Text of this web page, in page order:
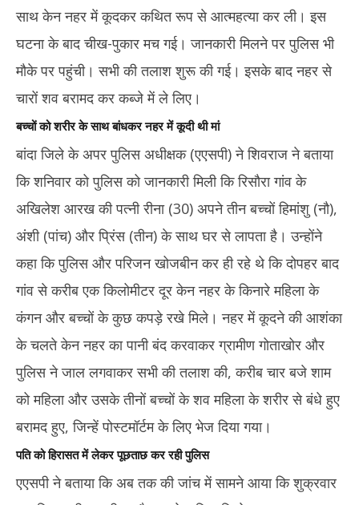
NOW VIEWING
यूपी के बांदा में पति से तंग परेशान महिला का आत्मघाती कदम, तीन बच्चों संग नहर में
कूदी मां समेत चारों की मौत
August
10,
साथ केन नहर में कूदकर कथित रूप से आत्महत्या कर ली। इस
घटना के बाद चीख-पुकार मच गई। जानकारी मिलने पर पुलिस भी
मौके पर पहुंची। सभी की तलाश शुरू की गई। इसके बाद नहर से
चारों शव बरामद कर कब्जे में ले लिए।
बच्चों को शरीर के साथ बांधकर नहर में कूदी थी मां
बांदा जिले के अपर पुलिस अधीक्षक (एएसपी) ने शिवराज ने बताया
कि शनिवार को पुलिस को जानकारी मिली कि रिसौरा गांव के
अखिलेश आरख की पत्नी रीना (30) अपने तीन बच्चों हिमांशु (नौ),
अंशी (पांच) और प्रिंस (तीन) के साथ घर से लापता है। उन्होंने
कहा कि पुलिस और परिजन खोजबीन कर ही रहे थे कि दोपहर बाद
गांव से करीब एक किलोमीटर दूर केन नहर के किनारे महिला के
कंगन और बच्चों के कुछ कपड़े रखे मिले। नहर में कूदने की आशंका
के चलते केन नहर का पानी बंद करवाकर ग्रामीण गोताखोर और
पुलिस ने जाल लगवाकर सभी की तलाश की, करीब चार बजे शाम
को महिला और उसके तीनों बच्चों के शव महिला के शरीर से बंधे हुए
बरामद हुए, जिन्हें पोस्टमॉर्टम के लिए भेज दिया गया।
पति को हिरासत में लेकर पूछताछ कर रही पुलिस
एएसपी ने बताया कि अब तक की जांच में सामने आया कि शुक्रवार